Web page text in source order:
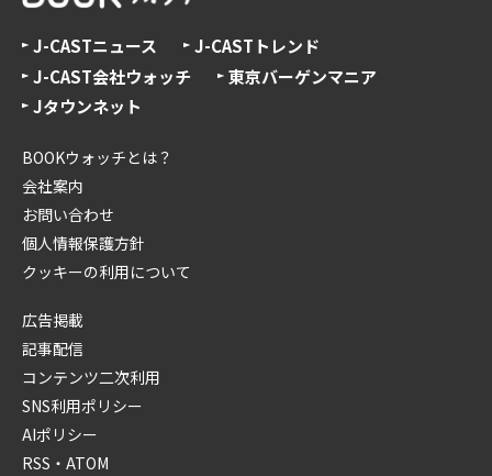
J-CASTニュース
J-CASTトレンド
J-CAST会社ウォッチ
東京バーゲンマニア
Jタウンネット
BOOKウォッチとは？
会社案内
お問い合わせ
個人情報保護方針
クッキーの利用について
広告掲載
記事配信
コンテンツ二次利用
SNS利用ポリシー
AIポリシー
RSS・ATOM